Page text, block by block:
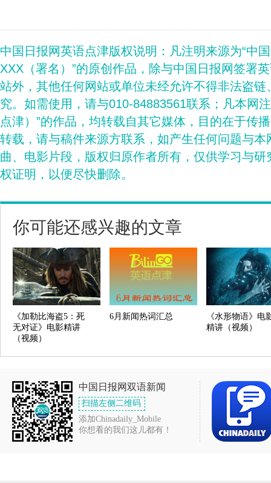
中国日报网英语点津版权说明：凡注明来源为“中
XXX（署名）”的原创作品，除与中国日报网签署
站外，其他任何网站或单位未经允许不得非法盗
究。如需使用，请与010-84883561联系；凡本网
点津）”的作品，均转载自其它媒体，目的在于传
转载，请与稿件来源方联系，如产生任何问题与
曲、电影片段，版权归原作者所有，仅供学习与
权证明，以便尽快删除。
你可能还感兴趣的文章
《加勒比海盗5：死
无对证》电影精讲
（视频）
6月新闻热词汇总
《水形物语》电
精讲（视频）
中国日报网双语新闻
扫描左侧二维码
添加Chinadaily_Mobile
你想看的我们这儿都有！